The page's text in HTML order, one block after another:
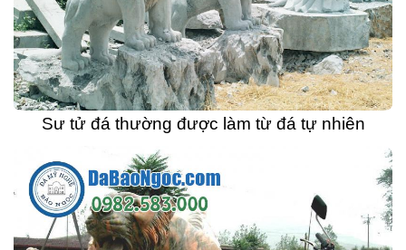
Sư tử đá thường được làm từ đá tự nhiên